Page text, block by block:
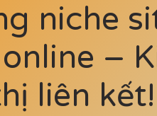
niche
–
liên kết!